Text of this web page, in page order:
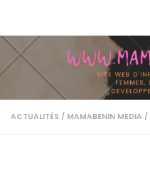
ACTUALITÉS / MAMABENIN MEDIA /